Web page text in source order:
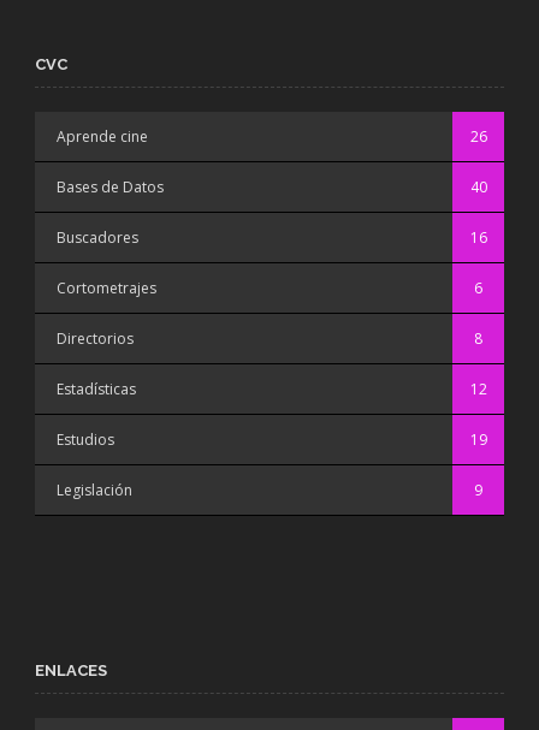
CVC
Aprende cine 26
Bases de Datos 40
Buscadores 16
Cortometrajes 6
Directorios 8
Estadísticas 12
Estudios 19
Legislación 9
ENLACES